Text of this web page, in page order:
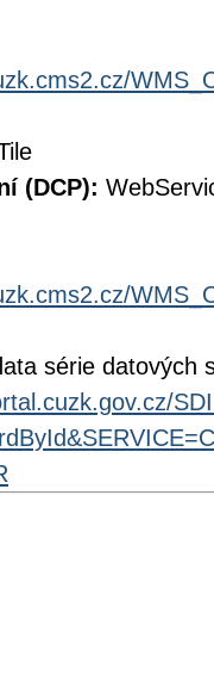
(DCP):
série datových